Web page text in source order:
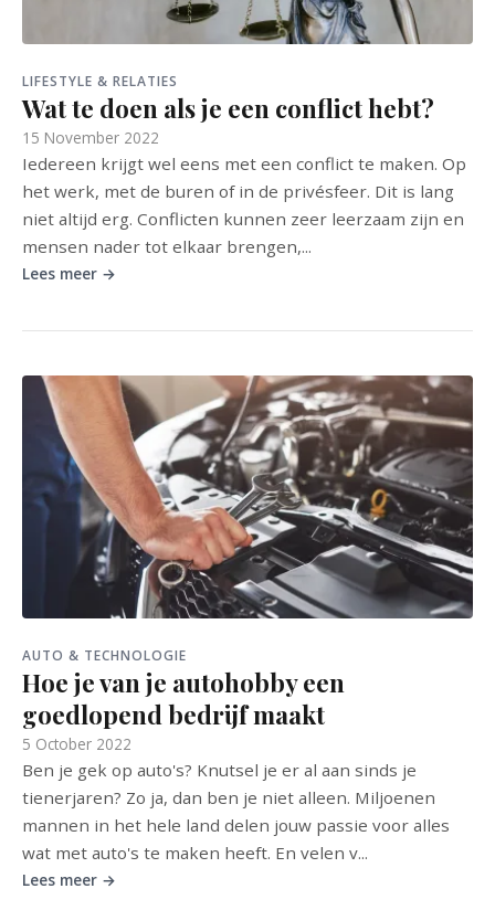
LIFESTYLE & RELATIES
Wat te doen als je een conflict hebt?
15 November 2022
Iedereen krijgt wel eens met een conflict te maken. Op
het werk, met de buren of in de privésfeer. Dit is lang
niet altijd erg. Conflicten kunnen zeer leerzaam zijn en
mensen nader tot elkaar brengen,...
Lees meer →
AUTO & TECHNOLOGIE
Hoe je van je autohobby een
goedlopend bedrijf maakt
5 October 2022
Ben je gek op auto's? Knutsel je er al aan sinds je
tienerjaren? Zo ja, dan ben je niet alleen. Miljoenen
mannen in het hele land delen jouw passie voor alles
wat met auto's te maken heeft. En velen v...
Lees meer →